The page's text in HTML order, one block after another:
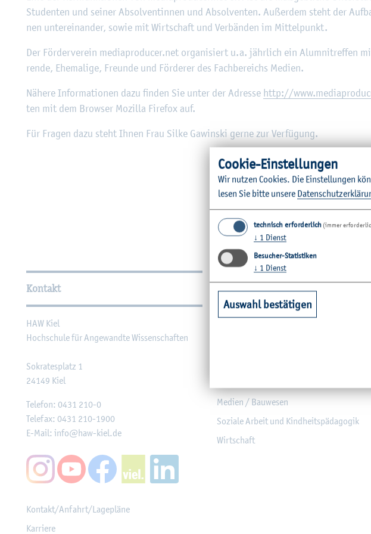
Stu­den­ten und sei­ner Ab­sol­ven­tin­nen und Ab­sol­ven­ten. Au­ßer­dem steht der
nen un­ter­ein­an­der, sowie mit Wirt­schaft und Ver­bän­den im Mit­tel­punkt.
Der För­der­ver­ein me­dia­pro­du­cer.net or­ga­ni­siert u.a. jähr­lich ein Alum­nitref­fen
ren­de, Ehe­ma­li­ge, Freun­de und För­de­rer des Fach­be­reichs Me­di­en.
Nä­he­re In­for­ma­tio­nen dazu fin­den Sie unter der Adres­se http://​
ten mit dem Brow­ser Mo­zil­la Fire­fox auf.
Für Fra­gen dazu steht Ihnen Frau Silke Ga­win­ski gerne zur Ver­fü­gung.
Wei­ter­füh­ren­de In­for­ma­tio­nen
Kontakt
HAW Kiel
Hoch­schu­le für An­ge­wand­te Wis­sen­schaf­ten
So­kra­tes­platz 1
24149 Kiel
Te­le­fon: 0431 210-0
Te­le­fax: 0431 210-1900
E-Mail: info@​haw-​kiel.​de
Kon­takt/An­fahrt/La­ge­plä­ne
Kar­rie­re
Unsere Fachbereiche
Me­di­en / Bau­we­sen
So­zia­le Ar­beit und Kind­heits­päd­ago­gik
Wirt­schaft
Coo­kie-Ein­stel­lun­gen
Wir nut­zen Coo­kies. Die Ein­stel­lun­gen
lesen Sie bitte un­se­re
technisch erforderlich (immer
↓ 1 Dienst
Besucher-Statistiken
↓ 1 Dienst
Auswahl bestätigen